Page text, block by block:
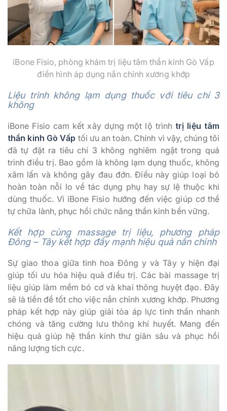
iBone Fisio, phòng khám trị liệu tâm thần kinh Gò Vấp
điển hình áp dụng nắn chỉnh xương khớp
Liệu trình không lạm dụng thuốc với tiêu chí 3
không
iBone Fisio cam kết xây dựng một lộ trình trị liệu tâm
thần kinh Gò Vấp tối ưu an toàn. Chính vì vậy, chúng tôi
đã tự đặt ra tiêu chí 3 không nghiêm ngặt trong quá
trình điều trị. Bao gồm là không lạm dụng thuốc, không
xâm lấn và không gây đau đớn. Điều này giúp loại bỏ
hoàn toàn nỗi lo về tác dụng phụ hay sự lệ thuộc khi
dùng thuốc. Vì iBone Fisio hướng đến việc giúp cơ thể
tự chữa lành, phục hồi chức năng thần kinh bền vững.
Kết hợp cùng massage trị liệu, phương pháp
Đông – Tây kết hợp đẩy mạnh hiệu quả nắn chỉnh
Sự giao thoa giữa tinh hoa Đông y và Tây y hiện đại
giúp tối ưu hóa hiệu quả điều trị. Các bài massage trị
liệu giúp làm mềm bó cơ và khai thông huyệt đạo. Đây
sẽ là tiền đề tốt cho việc nắn chỉnh xương khớp. Phương
pháp kết hợp này giúp giải tỏa áp lực tinh thần nhanh
chóng và tăng cường lưu thông khí huyết. Mang đến
hiệu quả giúp hệ thần kinh thư giãn sâu và phục hồi
năng lượng tích cực.